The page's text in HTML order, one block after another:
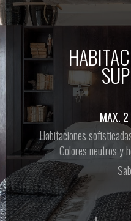
MAX. 2
Habitaciones
Colores neutros y